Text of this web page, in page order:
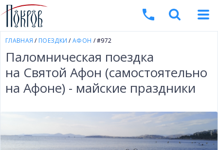
ГЛАВНАЯ / ПОЕЗДКИ /АФОН / #972
Паломническая поездка
на Святой Афон (самостоятельно
на Афоне) - майские праздники